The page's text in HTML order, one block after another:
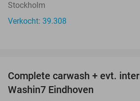
Stockholm
Verkocht: 39.308
Complete carwash + evt.
Washin7 Eindhoven